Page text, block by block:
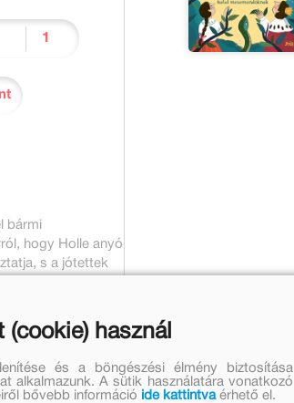
bármi
hogy Holle anyó
s a jótettek
használ
és a böngészési élmény biztosítása
alkalmazunk. A sütik használatára vonatkozó
bővebb információ ide kattintvaérhető el.